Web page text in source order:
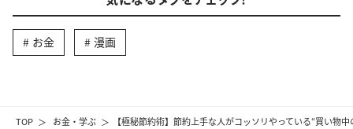
TOP お金・学ぶ 【極秘節約術】節約上手な人がコッソリやっている“買い物
お金 漫画